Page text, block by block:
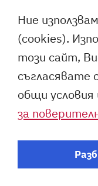
Управляван
сървъри с
Оценка
Ние
(cookies).
този сайт,
съгласявате
общи условия
за